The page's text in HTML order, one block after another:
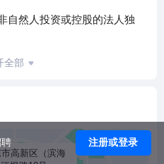
自然人投资或控股的法人独
全部
高新区（滨海
注册或登录